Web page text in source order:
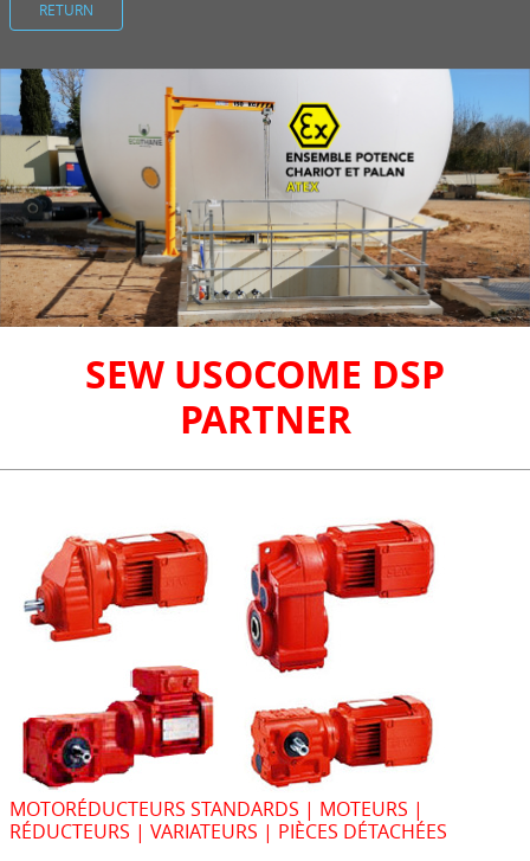
RETURN
SEW USOCOME DSP
PARTNER
MOTORÉDUCTEURS STANDARDS | MOTEURS |
RÉDUCTEURS | VARIATEURS | PIÈCES DÉTACHÉES